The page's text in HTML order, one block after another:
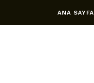
ANA SAYFA